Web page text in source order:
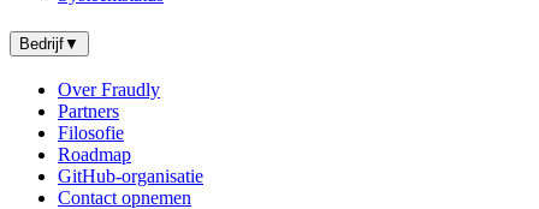
Bedrijf▼
Over Fraudly
Partners
Filosofie
Roadmap
GitHub-organisatie
Contact opnemen